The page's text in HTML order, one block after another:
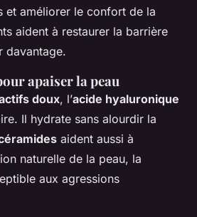
et améliorer le confort de la
aident à restaurer la barrière
davantage.
apaiser la peau
doux, l’acide hyaluronique
Il hydrate sans alourdir la
aident aussi à
naturelle de la peau, la
aux agressions